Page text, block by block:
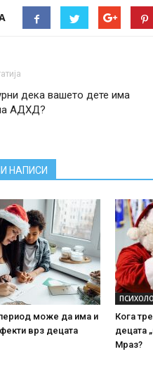
дека вашето дете има
АДХД?
НАПИСИ
може да има и
врз децата
Кога
децата
Мраз?